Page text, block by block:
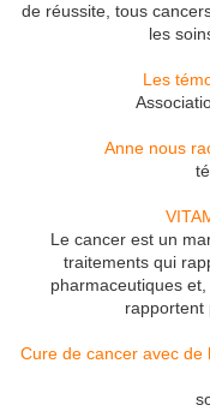
de réussite, tous
les
Les
Anne nous
Le cancer est un
traitements qui
pharmaceutiques
rapportent
Cure de cancer avec de